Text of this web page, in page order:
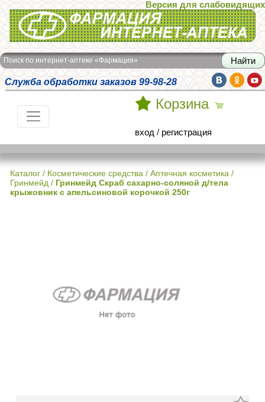
Интернет-аптека Фармация
Версия для слабовидящих
Поиск по интернет-аптеке «Фармация»
Служба обработки заказов 99-98-28
Корзина
вход / регистрация
Каталог / Косметические средства / Аптечная косметика /
Гринмейд / Гринмейд Скраб сахарно-соляной д/тела
крыжовник с апельсиновой корочкой 250г